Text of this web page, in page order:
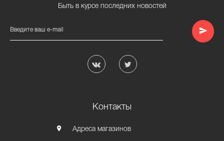
Быть в курсе последних новостей
Введите ваш e-mail
Контакты
Адреса магазинов